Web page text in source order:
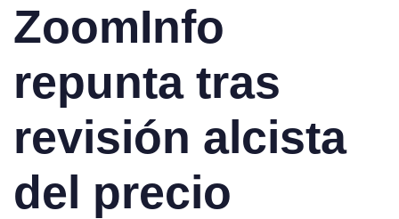
ZoomInfo
repunta tras
revisión alcista
del precio